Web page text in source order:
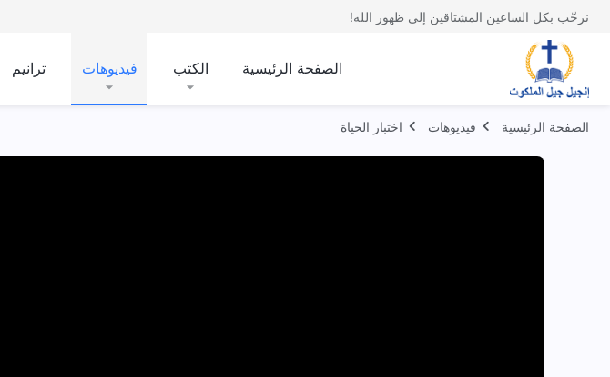
نرحّب بكل الساعين المشتاقين إلى ظهور الله!
الصفحة الرئيسية الكتب فيديوهات ترانيم
الصفحة الرئيسية فيديوهات اختبار الحياة